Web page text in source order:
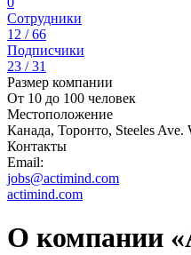
Сотрудники
12 / 66
Подписчики
23 / 31
Размер компании
От 10 до 100 человек
Местоположение
Канада, Торонто, Steeles Ave.
Контакты
Email:
jobs@actimind.com
actimind.com
О компании